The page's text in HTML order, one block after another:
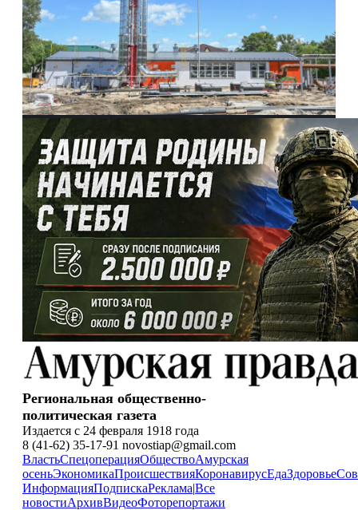
Региональная общественно-
политическая газета
Издается с 24 февраля 1918 года
8 (41-62) 35-17-91 novostiap@gmail.com
ВластьСпецоперацияОбществоАмурская
осеньЭкономикаПроисшествияКоронавирусЕдаЗдоровье
ИнформацияПодпискаРеклама|Все
новостиАрхивВидеоФоторепортажи